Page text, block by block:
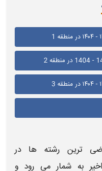
ترین رشته ها در
به شمار می رود و